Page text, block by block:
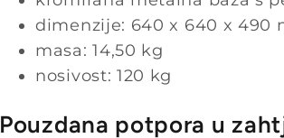
dimenzije: 640 x 640 x 490
masa: 14,50 kg
nosivost: 120 kg
Pouzdana potpora u